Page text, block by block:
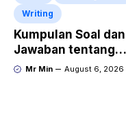
Writing
Kumpulan Soal dan
Jawaban tentang
Report Text Terbaru
Mr Min August 6, 2026